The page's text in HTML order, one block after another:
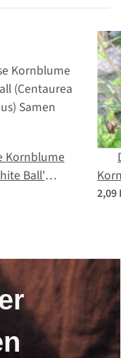
Kornblume
Ball'
cyanus)
2,09